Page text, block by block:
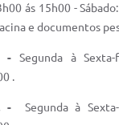
ás 15h00 -
e documentos
-Segunda à
.
- Segunda à